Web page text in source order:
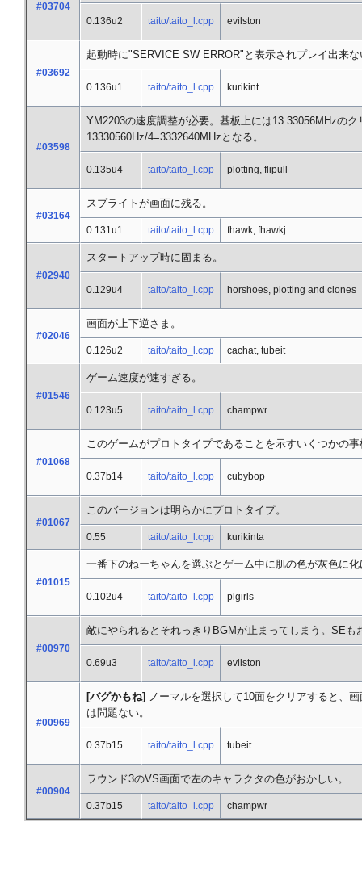
#03704
0.136u2 taito/taito_l.cpp evilston
#03692
起動時に"SERVICE SW ERROR"と表示されプレイ出来な
0.136u1 taito/taito_l.cpp kurikint
#03598
YM2203の速度調整が必要。基板上には13.33056MHzの
13330560Hz/4=3332640MHzとなる。
0.135u4 taito/taito_l.cpp plotting, flipull
#03164
スプライトが画面に残る。
0.131u1 taito/taito_l.cpp fhawk, fhawkj
#02940
スタートアップ時に固まる。
0.129u4 taito/taito_l.cpp horshoes, plotting and clones
#02046
画面が上下逆さま。
0.126u2 taito/taito_l.cpp cachat, tubeit
#01546
ゲーム速度が速すぎる。
0.123u5 taito/taito_l.cpp champwr
#01068
このゲームがプロトタイプであることを示すいくつかの事
0.37b14 taito/taito_l.cpp cubybop
#01067
このバージョンは明らかにプロトタイプ。
0.55 taito/taito_l.cpp kurikinta
#01015
一番下のねーちゃんを選ぶとゲーム中に肌の色が灰色に化
0.102u4 taito/taito_l.cpp plgirls
#00970
敵にやられるとそれっきりBGMが止まってしまう。SE
0.69u3 taito/taito_l.cpp evilston
#00969
[バグかもね] ノーマルを選択して10面をクリアすると、
は問題ない。
0.37b15 taito/taito_l.cpp tubeit
#00904
ラウンド3のVS画面で左のキャラクタの色がおかしい。
0.37b15 taito/taito_l.cpp champwr